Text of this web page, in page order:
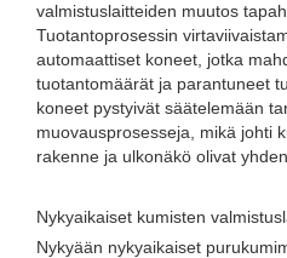
valmistuslaitteiden muutos
Tuotantoprosessin
automaattiset koneet, jotka
tuotantomäärät ja parantuneet
koneet pystyivät säätelemään
muovausprosesseja, mikä johti
rakenne ja ulkonäkö olivat
Nykyaikaiset kumisten
Nykyään nykyaikaiset